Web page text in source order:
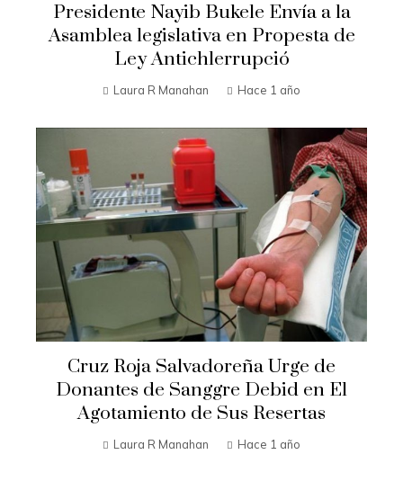
Presidente Nayib Bukele Envía a la
Asamblea legislativa en Propesta de
Ley Antichlerrupció
Laura R Manahan Hace 1 año
Cruz Roja Salvadoreña Urge de
Donantes de Sanggre Debid en El
Agotamiento de Sus Resertas
Laura R Manahan Hace 1 año